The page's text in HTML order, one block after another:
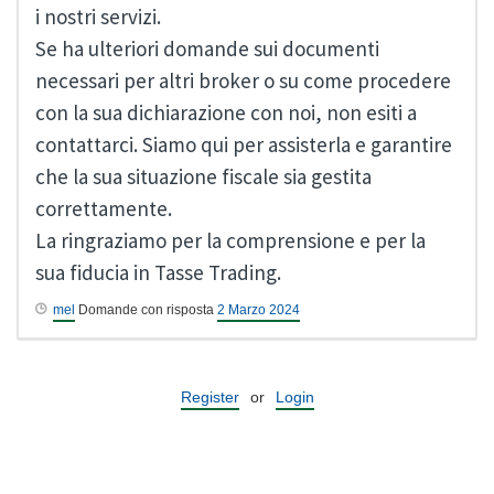
i nostri servizi.
Se ha ulteriori domande sui documenti
necessari per altri broker o su come procedere
con la sua dichiarazione con noi, non esiti a
contattarci. Siamo qui per assisterla e garantire
che la sua situazione fiscale sia gestita
correttamente.
La ringraziamo per la comprensione e per la
sua fiducia in Tasse Trading.
mel Domande con risposta 2 Marzo 2024
Register or Login